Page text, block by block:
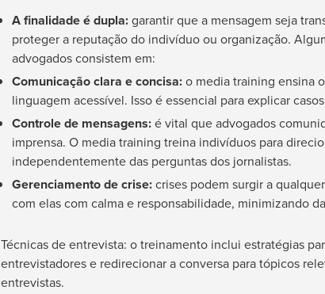
A finalidade é dupla:garantir que a mensagem seja
proteger a reputação do indivíduo ou organização.
advogados consistem em:
Comunicação clara e concisa:o media training ensina
linguagem acessível. Isso é essencial para explicar
Controle de mensagens:é vital que advogados
imprensa. O media training treina indivíduos para
independentemente das perguntas dos jornalistas.
Gerenciamento de crise:crises podem surgir a
com elas com calma e responsabilidade, minimizando
Técnicas de entrevista: o treinamento inclui estratégias
entrevistadores e redirecionar a conversa para tópicos
entrevistas.